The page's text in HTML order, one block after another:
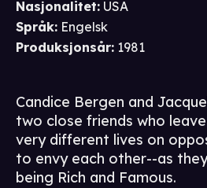
Nasjonalitet: USA
Språk: Engelsk
Produksjonsår: 1981
Candice Bergen and
two close friends who
very different lives on
to envy each other--as
being Rich and Famous.